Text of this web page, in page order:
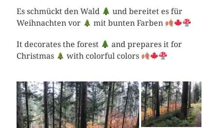
Es schmückt den Wald
und bereitet es für
Weihnachten vor
mit bunten Farben
It decorates the forest
and prepares it for
Christmas
with colorful colors